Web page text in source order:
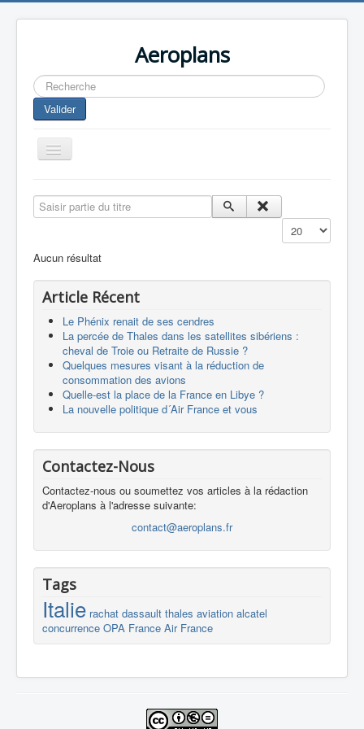
Aeroplans
Rechercher
Valider
Toggle
Navigation
Aviation Commerciale
Europespace
Drones
Saisir partie du titre
Affichage #
Aucun résultat
Article Récent
Le Phénix renait de ses cendres
La percée de Thales dans les satellites sibériens :
cheval de Troie ou Retraite de Russie ?
Quelques mesures visant à la réduction de
consommation des avions
Quelle-est la place de la France en Libye ?
La nouvelle politique d´Air France et vous
Contactez-Nous
Contactez-nous ou soumettez vos articles à la rédaction
d'Aeroplans à l'adresse suivante:
contact@aeroplans.fr
Tags
Italie rachat dassault thales aviation alcatel
concurrence OPA France Air France